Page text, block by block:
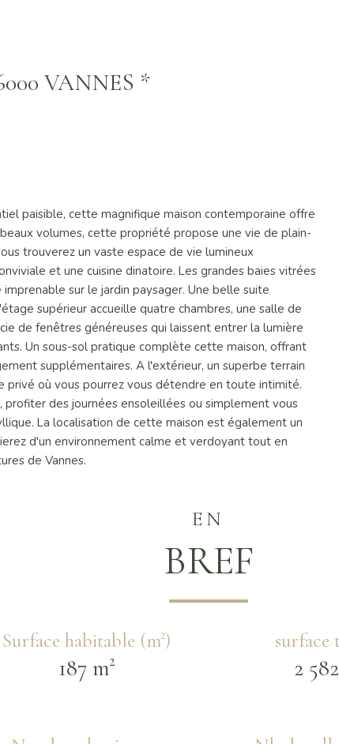
VANNES *
paisible, cette magnifique maison contemporaine offre
volumes, cette propriété propose une vie de plain-
trouverez un vaste espace de vie lumineux
et une cuisine dinatoire. Les grandes baies vitrées
sur le jardin paysager. Une belle suite
supérieur accueille quatre chambres, une salle de
de fenêtres généreuses qui laissent entrer la lumière
Un sous-sol pratique complète cette maison, offrant
supplémentaires. A l'extérieur, un superbe terrain
où vous pourrez vous détendre en toute intimité.
des journées ensoleillées ou simplement vous
La localisation de cette maison est également un
d'un environnement calme et verdoyant tout en
de Vannes.
EN
BREF
Surface habitable (m²)
187 m²
surface
2